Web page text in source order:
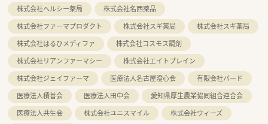
株式会社ヘルシー薬局
株式会社名西薬品
株式会社ファーマプロダクト
株式会社スギ薬局
株式会社スギ薬局
株式会社はるひメディファ
株式会社コスモス調剤
株式会社リアンファーマシー
株式会社エイトブレイン
株式会社ジェイファーマ
医療法人名古屋澄心会
有限会社バード
医療法人積善会
医療法人田中会
愛知県厚生農業協同組合連合会
医療法人共生会
株式会社ユニスマイル
株式会社ウィーズ